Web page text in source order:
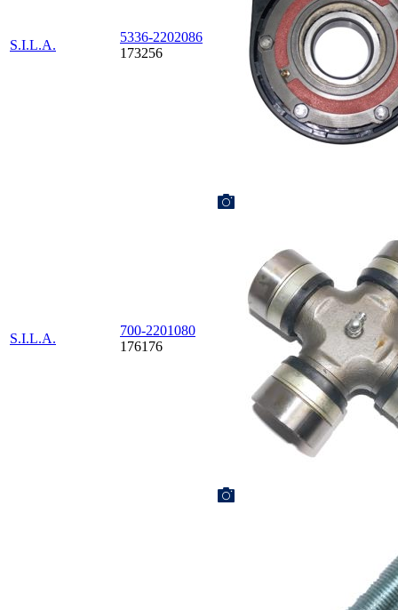
S.I.L.A.
5336-2202086
173256
S.I.L.A.
700-2201080
176176